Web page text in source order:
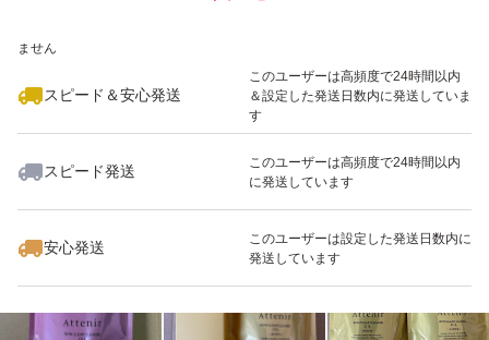
使い方
3プッシュ分程度を手に取り、やさしくマッサージするよ
てください。
ません
スピード＆安心発送
このユーザーは高頻度で24時間以内
＆設定した発送日数内に発送していま
す
スピード発送
このユーザーは高頻度で24時間以内
に発送しています
安心発送
このユーザーは設定した発送日数内に
発送しています
いいね！
3,200